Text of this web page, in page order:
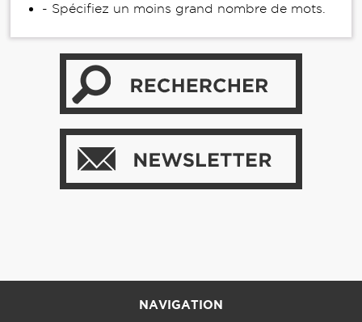
- Spécifiez un moins grand nombre de mots.
NAVIGATION